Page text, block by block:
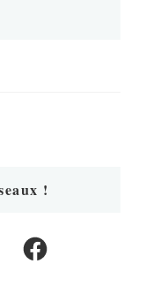
!
Facebook